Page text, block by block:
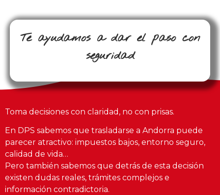
Te ayudamos a dar el paso con
seguridad
Toma decisiones con claridad, no con prisas.
En DPS sabemos que trasladarse a Andorra puede
parecer atractivo: impuestos bajos, entorno seguro,
calidad de vida…
Pero también sabemos que detrás de esta decisión
existen dudas reales, trámites complejos e
información contradictoria.